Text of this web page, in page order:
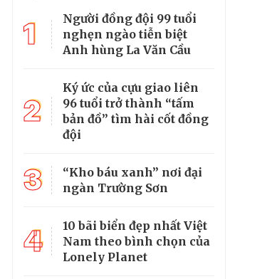
1
Người đồng đội 99 tuổi
nghẹn ngào tiễn biệt
Anh hùng La Văn Cầu
2
Ký ức của cựu giao liên
96 tuổi trở thành “tấm
bản đồ” tìm hài cốt đồng
đội
3
“Kho báu xanh” nơi đại
ngàn Trường Sơn
4
10 bãi biển đẹp nhất Việt
Nam theo bình chọn của
Lonely Planet